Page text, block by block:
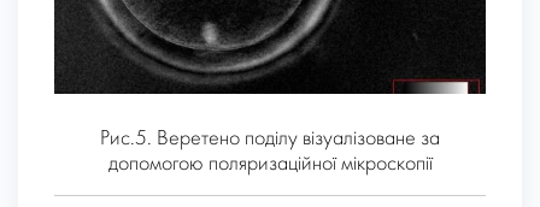
Рис.5. Веретено поділу візуалізоване за
допомогою поляризаційної мікроскопії